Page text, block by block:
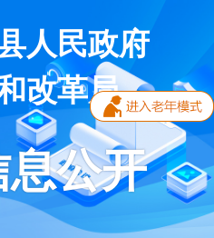
人民政府
改革局
公开